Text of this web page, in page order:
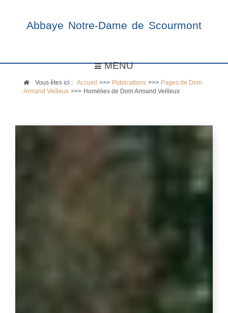
Abbaye Notre-Dame de Scourmont
MENU
Vous êtes ici :Accueil >>> Publications >>> Pages de Dom
Armand Veilleux >>> Homélies de Dom Armand Veilleux